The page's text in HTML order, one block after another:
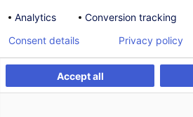
S'inscrire
001479
260,00EUR(+3% TVA)
S'inscrire
Analytics
Conversion tracking
Accept all
Consent details Privacy policy